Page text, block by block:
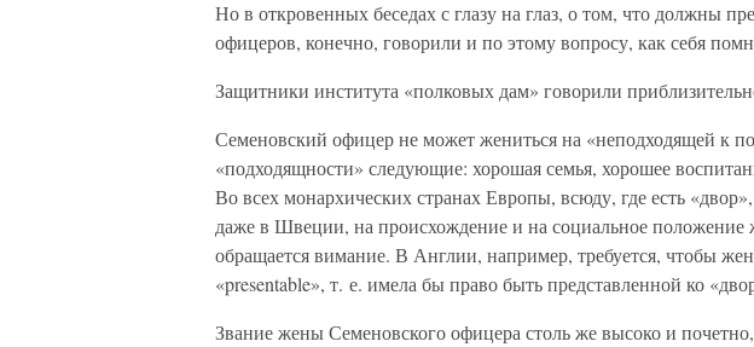
Но в откровенных беседах с глазу на глаз, о том, что должны
офицеров, конечно, говорили и по этому вопросу, как себя
Защитники института «полковых дам» говорили
Семеновский офицер не может жениться на «неподходящей к
«подходящности» следующие: хорошая семья, хорошее
Во всех монархических странах Европы, всюду, где есть
даже в Швеции, на происхождение и на социальное положение
обращается вимание. В Англии, например, требуется, чтобы
«presentable», т. е. имела бы право быть представленной ко
Звание жены Семеновского офицера столь же высоко и